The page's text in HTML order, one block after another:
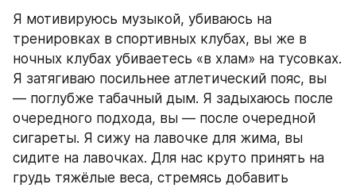
Я мотивируюсь музыкой, убиваюсь на
тренировках в спортивных клубах, вы же в
ночных клубах убиваетесь «в хлам» на тусовках.
Я затягиваю посильнее атлетический пояс, вы
— поглубже табачный дым. Я задыхаюсь после
очередного подхода, вы — после очередной
сигареты. Я сижу на лавочке для жима, вы
сидите на лавочках. Для нас круто принять на
грудь тяжёлые веса, стремясь добавить